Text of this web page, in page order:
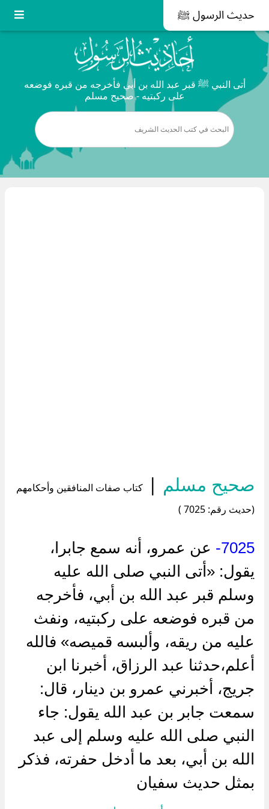
حديث الرسول ﷺ
أتى النبي ﷺ قبر عبد الله بن أبي فأخرجه من قبره فوضعه
على ركبتيه - صحيح مسلم
صحيح مسلم |
كتاب صفات المنافقين وأحكامهم
(حديث رقم: 7025 )
7025-
عن عمرو، أنه سمع جابرا،
يقول: «أتى النبي صلى الله عليه
وسلم قبر عبد الله بن أبي، فأخرجه
من قبره فوضعه على ركبتيه، ونفث
عليه من ريقه، وألبسه قميصه» فالله
أعلم،حدثنا عبد الرزاق، أخبرنا ابن
جريج، أخبرني عمرو بن دينار، قال:
سمعت جابر بن عبد الله يقول: جاء
النبي صلى الله عليه وسلم إلى عبد
الله بن أبي، بعد ما أدخل حفرته، فذكر
بمثل حديث سفيان